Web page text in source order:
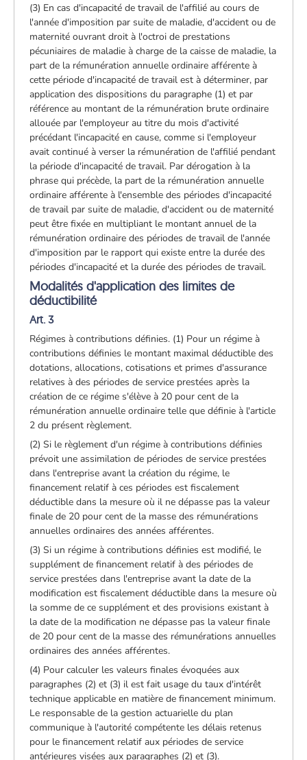
(3) En cas d'incapacité de travail de l'affilié au cours de
l'année d'imposition par suite de maladie, d'accident ou de
maternité ouvrant droit à l'octroi de prestations
pécuniaires de maladie à charge de la caisse de maladie, la
part de la rémunération annuelle ordinaire afférente à
cette période d'incapacité de travail est à déterminer, par
application des dispositions du paragraphe (1) et par
référence au montant de la rémunération brute ordinaire
allouée par l'employeur au titre du mois d'activité
précédant l'incapacité en cause, comme si l'employeur
avait continué à verser la rémunération de l'affilié pendant
la période d'incapacité de travail. Par dérogation à la
phrase qui précède, la part de la rémunération annuelle
ordinaire afférente à l'ensemble des périodes d'incapacité
de travail par suite de maladie, d'accident ou de maternité
peut être fixée en multipliant le montant annuel de la
rémunération ordinaire des périodes de travail de l'année
d'imposition par le rapport qui existe entre la durée des
périodes d'incapacité et la durée des périodes de travail.
Modalités d'application des limites de
déductibilité
Art. 3
Régimes à contributions définies. (1) Pour un régime à
contributions définies le montant maximal déductible des
dotations, allocations, cotisations et primes d'assurance
relatives à des périodes de service prestées après la
création de ce régime s'élève à 20 pour cent de la
rémunération annuelle ordinaire telle que définie à l'article
2 du présent règlement.
(2) Si le règlement d'un régime à contributions définies
prévoit une assimilation de périodes de service prestées
dans l'entreprise avant la création du régime, le
financement relatif à ces périodes est fiscalement
déductible dans la mesure où il ne dépasse pas la valeur
finale de 20 pour cent de la masse des rémunérations
annuelles ordinaires des années afférentes.
(3) Si un régime à contributions définies est modifié, le
supplément de financement relatif à des périodes de
service prestées dans l'entreprise avant la date de la
modification est fiscalement déductible dans la mesure où
la somme de ce supplément et des provisions existant à
la date de la modification ne dépasse pas la valeur finale
de 20 pour cent de la masse des rémunérations annuelles
ordinaires des années afférentes.
(4) Pour calculer les valeurs finales évoquées aux
paragraphes (2) et (3) il est fait usage du taux d'intérêt
technique applicable en matière de financement minimum.
Le responsable de la gestion actuarielle du plan
communique à l'autorité compétente les délais retenus
pour le financement relatif aux périodes de service
antérieures visées aux paragraphes (2) et (3).